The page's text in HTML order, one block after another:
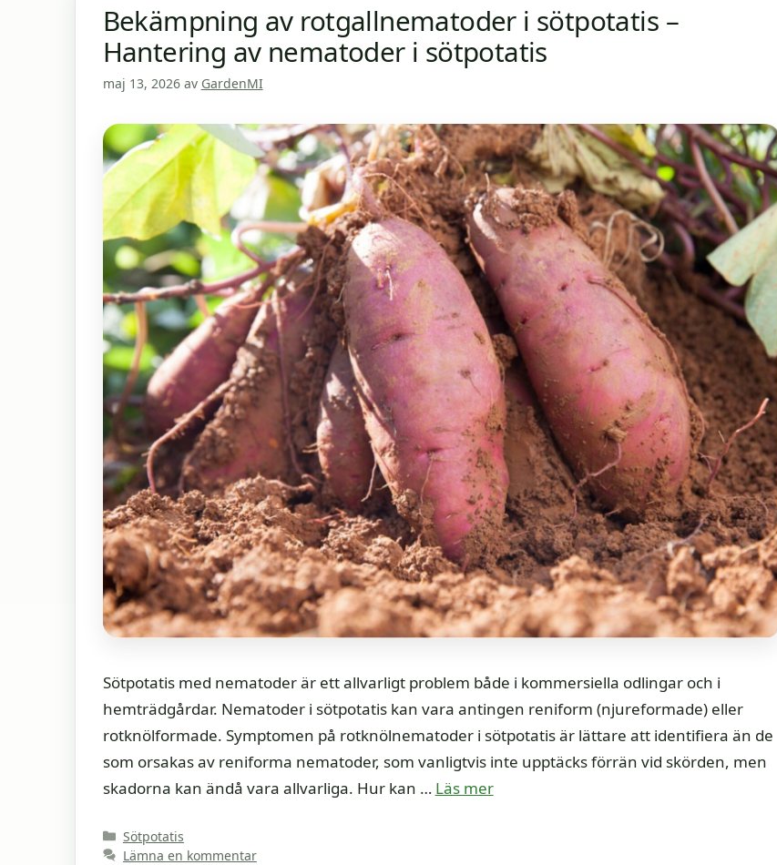
Bekämpning av rotgallnematoder i sötpotatis –
Hantering av nematoder i sötpotatis
maj 13, 2026 av GardenMI
Sötpotatis med nematoder är ett allvarligt problem både i kommersiella odlingar och i
hemträdgårdar. Nematoder i sötpotatis kan vara antingen reniform (njureformade) eller
rotknölformade. Symptomen på rotknölnematoder i sötpotatis är lättare att identifiera än de
som orsakas av reniforma nematoder, som vanligtvis inte upptäcks förrän vid skörden, men
skadorna kan ändå vara allvarliga. Hur kan … Läs mer
Kategorier
Sötpotatis
Lämna en kommentar